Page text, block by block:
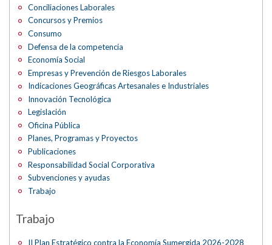
Conciliaciones Laborales
Concursos y Premios
Consumo
Defensa de la competencia
Economía Social
Empresas y Prevención de Riesgos Laborales
Indicaciones Geográficas Artesanales e Industriales
Innovación Tecnológica
Legislación
Oficina Pública
Planes, Programas y Proyectos
Publicaciones
Responsabilidad Social Corporativa
Subvenciones y ayudas
Trabajo
Trabajo
II Plan Estratégico contra la Economía Sumergida 2026-2028